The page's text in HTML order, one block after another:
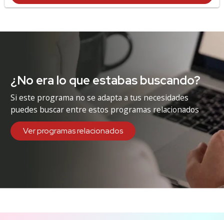
¿No era lo que estabas buscando?
Si este programa no se adapta a tus necesidades
puedes buscar entre estos programas relacionados
Ver programas relacionados